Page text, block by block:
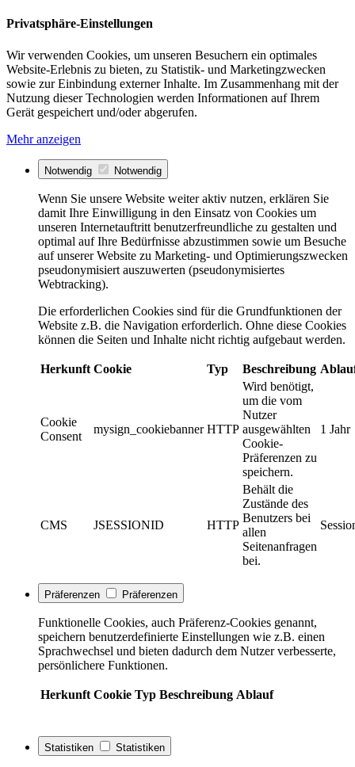
Privatsphäre-Einstellungen
Wir verwenden Cookies, um unseren Besuchern ein optimales
Website-Erlebnis zu bieten, zu Statistik- und Marketingzwecken
sowie zur Einbindung externer Inhalte. Im Zusammenhang mit der
Nutzung dieser Technologien werden Informationen auf Ihrem
Gerät gespeichert und/oder abgerufen.
Mehr anzeigen
Notwendig Notwendig
Wenn Sie unsere Website weiter aktiv nutzen, erklären Sie
damit Ihre Einwilligung in den Einsatz von Cookies um
unseren Internetauftritt benutzerfreundliche zu gestalten und
optimal auf Ihre Bedürfnisse abzustimmen sowie um Besuche
auf unserer Website zu Marketing- und Optimierungszwecken
pseudonymisiert auszuwerten (pseudonymisiertes
Webtracking).
Die erforderlichen Cookies sind für die Grundfunktionen der
Website z.B. die Navigation erforderlich. Ohne diese Cookies
können die Seiten und Inhalte nicht richtig aufgebaut werden.
Herkunft Cookie Typ Beschreibung
Cookie
Consent
mysign_cookiebanner HTTP
Wird benötigt,
um die vom
Nutzer
ausgewählten
Cookie-
Präferenzen zu
speichern.
1 Jahr
CMS JSESSIONID HTTP
Behält die
Zustände des
Benutzers bei
allen
Seitenanfragen
bei.
Präferenzen Präferenzen
Funktionelle Cookies, auch Präferenz-Cookies genannt,
speichern benutzerdefinierte Einstellungen wie z.B. einen
Sprachwechsel und bieten dadurch dem Nutzer verbesserte,
persönlichere Funktionen.
Herkunft Cookie Typ Beschreibung Ablauf
Statistiken Statistiken